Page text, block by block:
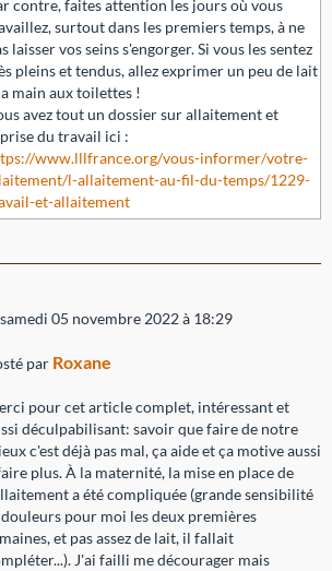
contre, faites attention les jours où vous
surtout dans les premiers temps, à ne
laisser vos seins s'engorger. Si vous les sentez
pleins et tendus, allez exprimer un peu de lait
main aux toilettes !
avez tout un dossier sur allaitement et
du travail ici :
www.lllfrance.org/vous-informer/votre-
l-allaitement-au-fil-du-temps/1229-
et-allaitement
05 novembre 2022 à 18:29
par Roxane
pour cet article complet, intéressant et
déculpabilisant: savoir que faire de notre
c'est déjà pas mal, ça aide et ça motive aussi
plus. À la maternité, la mise en place de
a été compliquée (grande sensibilité
pour moi les deux premières
et pas assez de lait, il fallait
J'ai failli me décourager mais